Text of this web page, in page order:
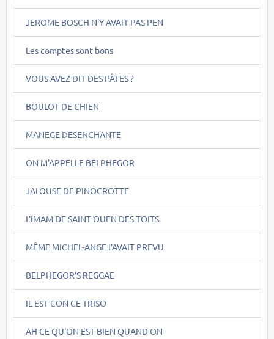
JEROME BOSCH N'Y AVAIT PAS PEN
Les comptes sont bons
VOUS AVEZ DIT DES PÂTES ?
BOULOT DE CHIEN
MANEGE DESENCHANTE
ON M'APPELLE BELPHEGOR
JALOUSE DE PINOCROTTE
L'IMAM DE SAINT OUEN DES TOITS
MÊME MICHEL-ANGE l'AVAIT PREVU
BELPHEGOR'S REGGAE
IL EST CON CE TRISO
AH CE QU'ON EST BIEN QUAND ON